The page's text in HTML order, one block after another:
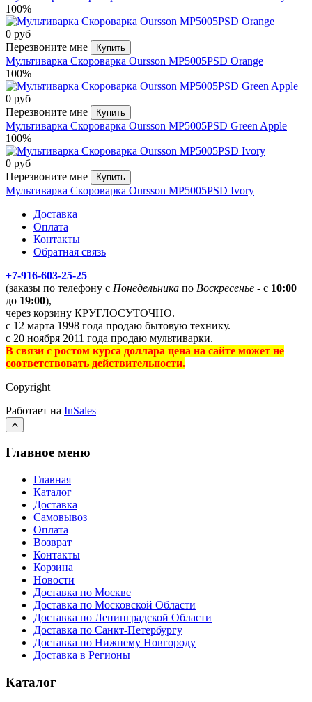
100%
0 руб
Перезвоните мне
Купить
Мультиварка Скороварка Oursson MP5005PSD Orange
100%
0 руб
Перезвоните мне
Купить
Мультиварка Скороварка Oursson MP5005PSD Green Apple
100%
0 руб
Перезвоните мне
Купить
Мультиварка Скороварка Oursson MP5005PSD Ivory
Доставка
Оплата
Контакты
Обратная связь
+7-916-603-25-25
(заказы по телефону с Понедельника по Воскресенье - с 10:00
до 19:00),
через корзину КРУГЛОСУТОЧНО.
с 12 марта 1998 года продаю бытовую технику.
с 20 ноября 2011 года продаю мультиварки.
В связи с ростом курса доллара цена на сайте может не
соответствовать действительности.
Copyright
Работает на InSales
Главное меню
Главная
Каталог
Доставка
Самовывоз
Оплата
Возврат
Контакты
Корзина
Новости
Доставка по Москве
Доставка по Московской Области
Доставка по Ленинградской Области
Доставка по Санкт-Петербургу
Доставка по Нижнему Новгороду
Доставка в Регионы
Каталог